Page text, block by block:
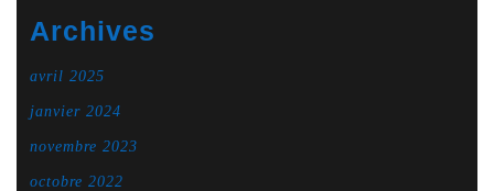
Archives
avril 2025
janvier 2024
novembre 2023
octobre 2022